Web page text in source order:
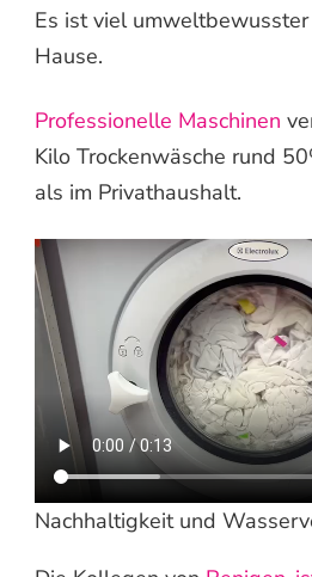
Es ist viel
Hause.
Professionelle Maschinen
Kilo Trockenwäsche rund
als im Privathaushalt.
Nachhaltigkeit und